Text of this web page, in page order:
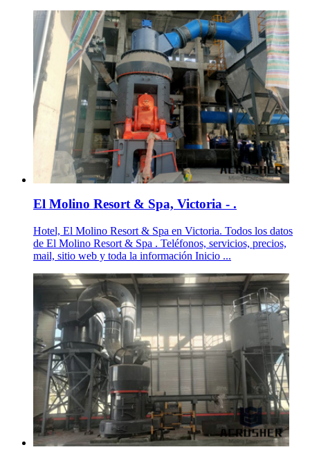
El Molino Resort & Spa, Victoria - .
Hotel, El Molino Resort & Spa en Victoria. Todos los datos
de El Molino Resort & Spa . Teléfonos, servicios, precios,
mail, sitio web y toda la información Inicio ...